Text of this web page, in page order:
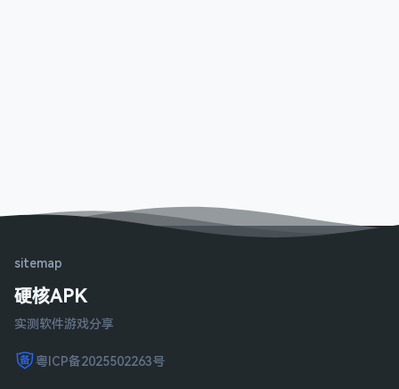
sitemap
硬核APK
实测软件游戏分享
粤ICP备2025502263号